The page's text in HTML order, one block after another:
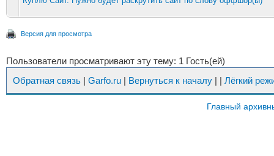
Версия для просмотра
Пользователи просматривают эту тему: 1 Гость(ей)
Обратная связь | Garfo.ru | Вернуться к началу | | Лёгкий
Главный